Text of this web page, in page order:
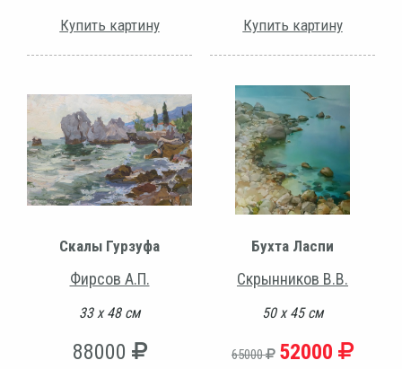
Купить картину Купить картину
Скалы Гурзуфа
Фирсов А.П.
33 х 48 см
88000
Бухта Ласпи
Скрынников В.В.
50 х 45 см
65000 52000